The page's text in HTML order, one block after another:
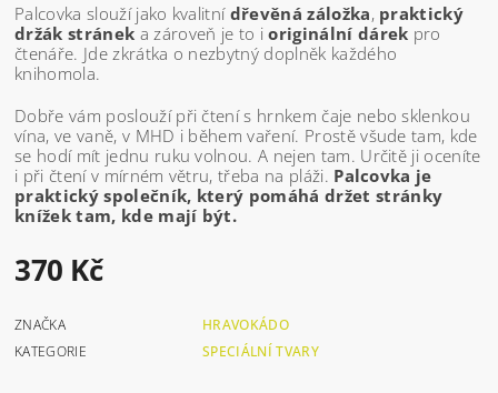
Palcovka slouží jako kvalitní dřevěná záložka, praktický
držák stránek a zároveň je to ioriginální dárek pro
čtenáře. Jde zkrátka o nezbytný doplněk každého
knihomola.
Dobře vám poslouží při čtení s hrnkem čaje nebo sklenkou
vína, ve vaně, v MHD i během vaření. Prostě všude tam, kde
se hodí mít jednu ruku volnou. A nejen tam. Určitě ji oceníte
i při čtení v mírném větru, třeba na pláži. Palcovka je
praktický společník, který pomáhá držet stránky
knížek tam, kde mají být.
370 Kč
ZNAČKA
HRAVOKÁDO
KATEGORIE
SPECIÁLNÍ TVARY